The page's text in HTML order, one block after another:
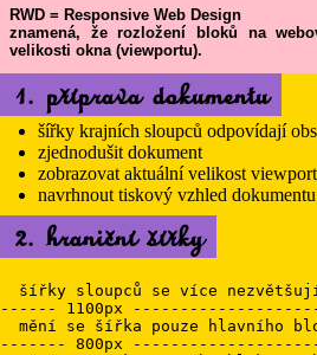
RWD = Responsive Web Design
znamená, že rozložení bloků na
velikosti okna (viewportu).
1. příprava dokumentu
šířky krajních sloupců odpovídají
zjednodušit dokument
zobrazovat aktuální velikost
navrhnout tiskový vzhled
2. hraniční šířky
šířky sloupců se více
------ 1100px
mění se šířka pouze hlavního
------- 800px